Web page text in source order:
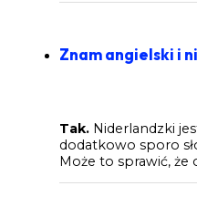
Znam angielski i
Tak. Niderlandzki
dodatkowo sporo
Może to sprawić, że